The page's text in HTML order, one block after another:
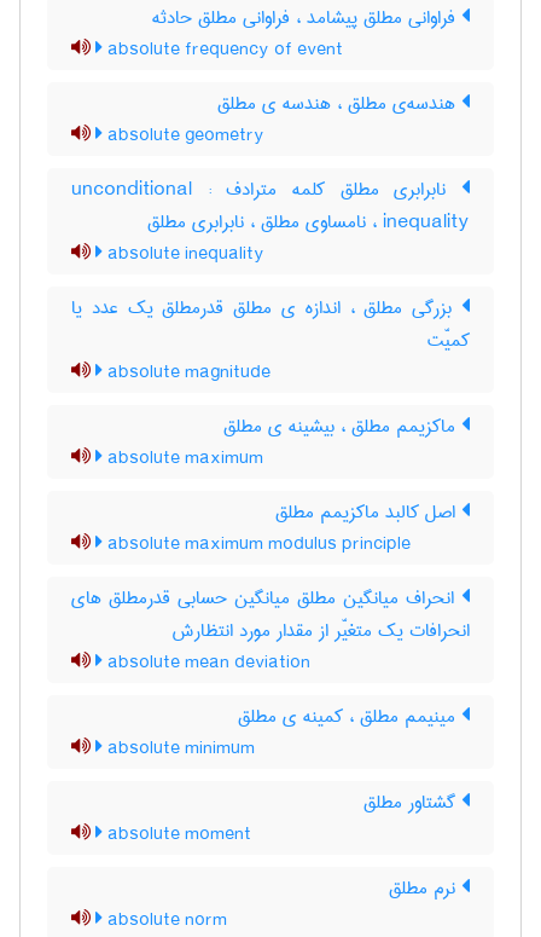
فراوانی مطلق پیشامد ، فراوانی مطلق حادثه
absolute frequency of event
هندسه‌ی مطلق ، هندسه ی مطلق
absolute geometry
نابرابری مطلق کلمه مترادف : unconditional
inequality ، نامساوی مطلق ، نابرابری مطلق
absolute inequality
بزرگی مطلق ، اندازه ی مطلق قدرمطلق یک عدد یا
کمیّت
absolute magnitude
ماکزیمم مطلق ، بیشینه ی مطلق
absolute maximum
اصل کالبد ماکزیمم مطلق
absolute maximum modulus principle
انحراف میانگین مطلق میانگین حسابی قدرمطلق های
انحرافات یک متغیّر از مقدار مورد انتظارش
absolute mean deviation
مینیمم مطلق ، کمینه ی مطلق
absolute minimum
گشتاور مطلق
absolute moment
نرم مطلق
absolute norm